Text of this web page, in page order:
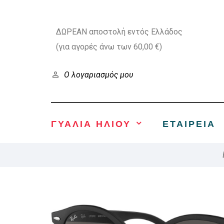
ΔΩΡΕΑΝ αποστολή εντός Ελλάδος
(για αγορές άνω των 60,00 €)
Ο λογαριασμός μου
ΓΥΑΛΙΑ ΗΛΙΟΥ ΕΤΑΙΡΕΊΑ